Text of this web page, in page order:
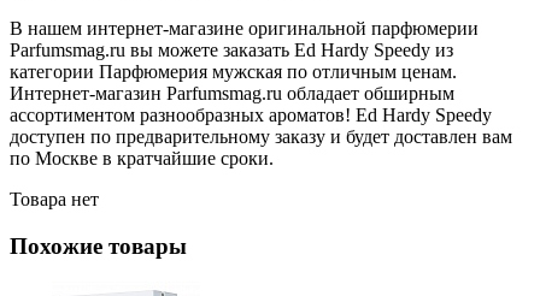
В нашем интернет-магазине оригинальной парфюмерии
Parfumsmag.ru вы можете заказать Ed Hardy Speedy из
категории Парфюмерия мужская по отличным ценам.
Интернет-магазин Parfumsmag.ru обладает обширным
ассортиментом разнообразных ароматов! Ed Hardy Speedy
доступен по предварительному заказу и будет доставлен вам
по Москве в кратчайшие сроки.
Товара нет
Похожие товары